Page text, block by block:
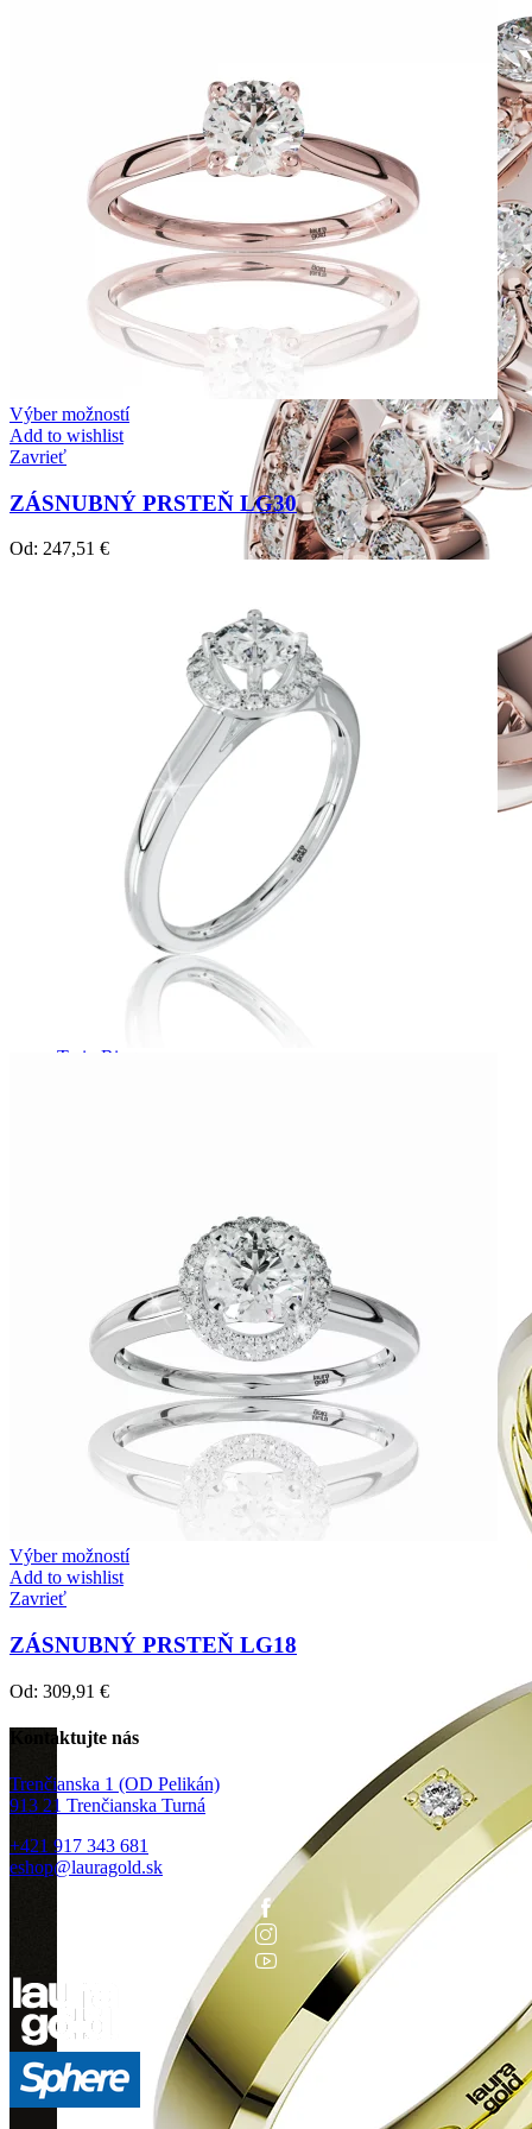
Twin Rings
Výber možností
Add to wishlist
Zavrieť
ZÁSNUBNÝ PRSTEŇ LG30
Od: 247,51 €
Výber možností
Add to wishlist
Zavrieť
ZÁSNUBNÝ PRSTEŇ LG18
Od: 309,91 €
Kontaktujte nás
Trenčianska 1 (OD Pelikán)
913 21 Trenčianska Turná
+421 917 343 681
eshop@lauragold.sk